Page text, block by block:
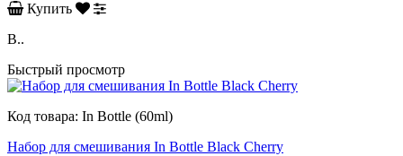
Купить
B..
Быстрый просмотр
Код товара: In Bottle (60ml)
Набор для смешивания In Bottle Black Cherry